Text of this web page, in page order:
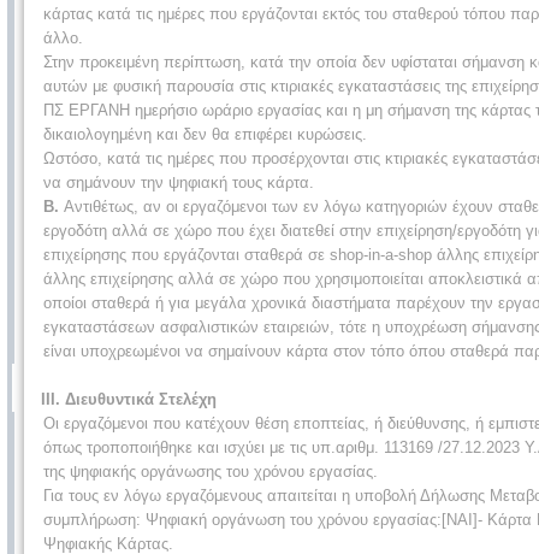
κάρτας κατά τις ημέρες που εργάζονται εκτός του σταθερού τόπου
άλλο.
Στην προκειμένη περίπτωση, κατά την οποία δεν υφίσταται
αυτών με φυσική παρουσία στις κτιριακές εγκαταστάσεις της
ΠΣ ΕΡΓΑΝΗ ημερήσιο ωράριο εργασίας και η μη σήμανση της κάρτας
δικαιολογημένη και δεν θα επιφέρει κυρώσεις.
Ωστόσο, κατά τις ημέρες που προσέρχονται στις κτιριακές
να σημάνουν την ψηφιακή τους κάρτα.
Β. Αντιθέτως, αν οι εργαζόμενοι των εν λόγω κατηγοριών έχουν
εργοδότη αλλά σε χώρο που έχει διατεθεί στην επιχείρηση/
επιχείρησης που εργάζονται σταθερά σε shop-in-a-shop άλλης
άλλης επιχείρησης αλλά σε χώρο που χρησιμοποιείται αποκλειστικά
οποίοι σταθερά ή για μεγάλα χρονικά διαστήματα παρέχουν την
εγκαταστάσεων ασφαλιστικών εταιρειών, τότε η υποχρέωση
είναι υποχρεωμένοι να σημαίνουν κάρτα στον τόπο όπου σταθερά
ΙΙΙ. Διευθυντικά Στελέχη
Οι εργαζόμενοι που κατέχουν θέση εποπτείας, ή διεύθυνσης, ή
όπως τροποποιήθηκε και ισχύει με τις υπ.αριθμ. 113169 /
της ψηφιακής οργάνωσης του χρόνου εργασίας.
Για τους εν λόγω εργαζόμενους απαιτείται η υποβολή Δήλωσης
συμπλήρωση: Ψηφιακή οργάνωση του χρόνου εργασίας:[ΝΑΙ]- Κάρτα
Ψηφιακής Κάρτας.